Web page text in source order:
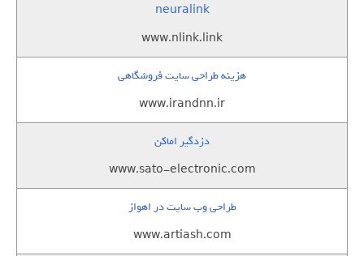
neuralink
www.nlink.link
هزینه طراحی سایت فروشگاهی
www.irandnn.ir
دزدگیر اماکن
www.sato-electronic.com
طراحی وب سایت در اهواز
www.artiash.com